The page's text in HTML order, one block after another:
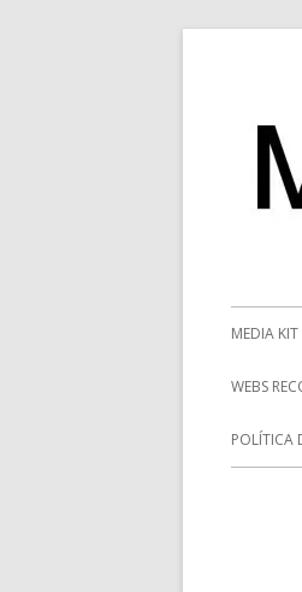
Menú
MEDIA KIT
WEBS
POLÍTICA